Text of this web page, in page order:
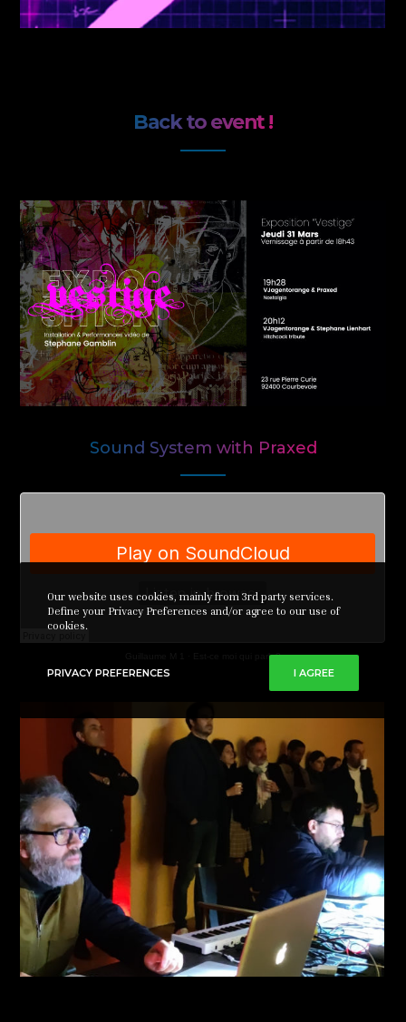
Back to event !
Sound System with Praxed
Est-ce moi qui parle?
Our website uses cookies, mainly from 3rd party services.
Define your Privacy Preferences and/or agree to our use of
cookies.
PRIVACY PREFERENCES I AGREE